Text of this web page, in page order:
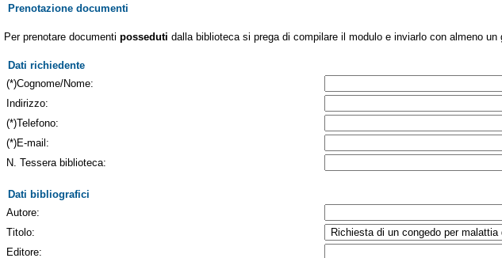
Prenotazione documenti
Per prenotare documenti posseduti dalla biblioteca si prega di compilare il modulo e inviarlo con almeno un
Dati richiedente
(*)Cognome/Nome:
Indirizzo:
(*)Telefono:
(*)E-mail:
N. Tessera biblioteca:
Dati bibliografici
Autore:
Titolo:
Editore: